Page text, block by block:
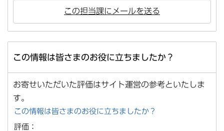
この担当課にメールを送る
この情報は皆さまのお役に立ちましたか？
お寄せいただいた評価はサイト運営の参考といたしま
す。
この情報は皆さまのお役に立ちましたか？
評価：